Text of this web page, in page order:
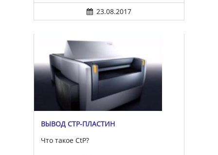
23.08.2017
ВЫВОД CTP-ПЛАСТИН
Что такое CtP?